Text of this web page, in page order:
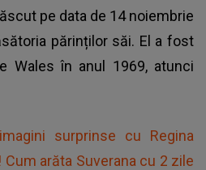
pe data de 14 noiembrie
părinților săi. El a fost
Wales în anul 1969, atunci
surprinse cu Regina
Cum arăta Suverana cu 2 zile